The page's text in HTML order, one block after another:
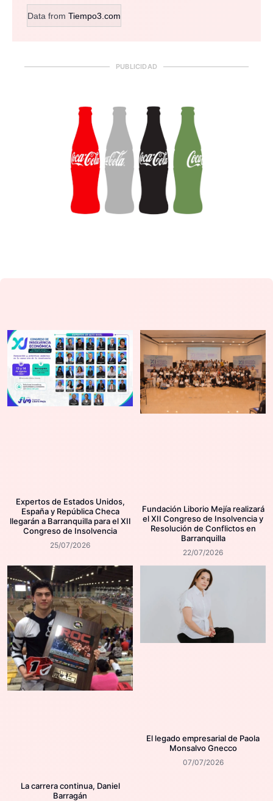
Data from Tiempo3.com
PUBLICIDAD
Expertos de Estados Unidos,
España y República Checa
llegarán a Barranquilla para el XII
Congreso de Insolvencia
25/07/2026
Fundación Liborio Mejía realizará
el XII Congreso de Insolvencia y
Resolución de Conflictos en
Barranquilla
22/07/2026
La carrera continua, Daniel
Barragán
El legado empresarial de Paola
Monsalvo Gnecco
07/07/2026